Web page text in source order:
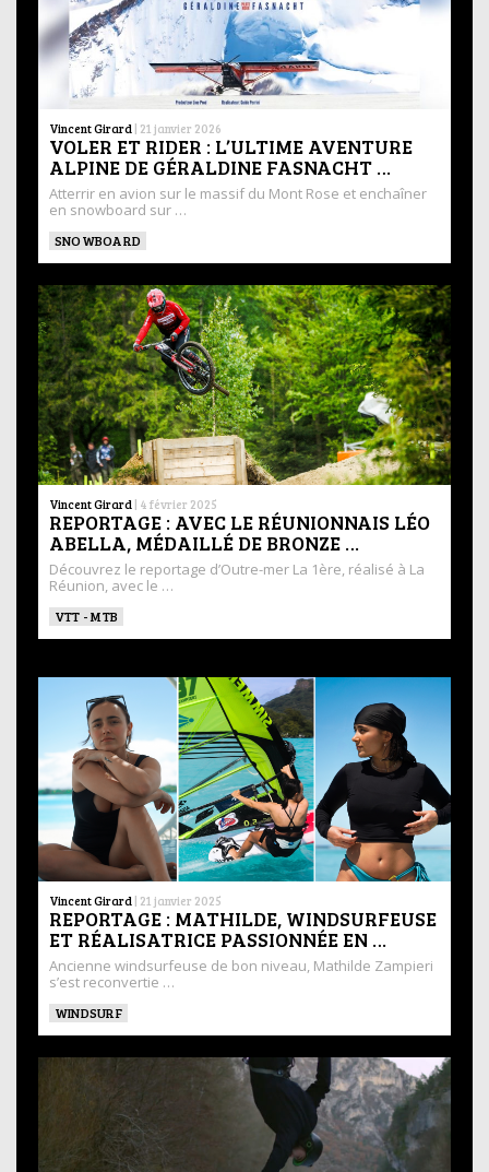
Vincent Girard | 21 janvier 2026
VOLER ET RIDER : L’ULTIME AVENTURE
ALPINE DE GÉRALDINE FASNACHT …
Atterrir en avion sur le massif du Mont Rose et enchaîner
en snowboard sur …
SNOWBOARD
Vincent Girard | 4 février 2025
REPORTAGE : AVEC LE RÉUNIONNAIS LÉO
ABELLA, MÉDAILLÉ DE BRONZE …
Découvrez le reportage d’Outre-mer La 1ère, réalisé à La
Réunion, avec le …
VTT - MTB
Vincent Girard | 21 janvier 2025
REPORTAGE : MATHILDE, WINDSURFEUSE
ET RÉALISATRICE PASSIONNÉE EN …
Ancienne windsurfeuse de bon niveau, Mathilde Zampieri
s’est reconvertie …
WINDSURF